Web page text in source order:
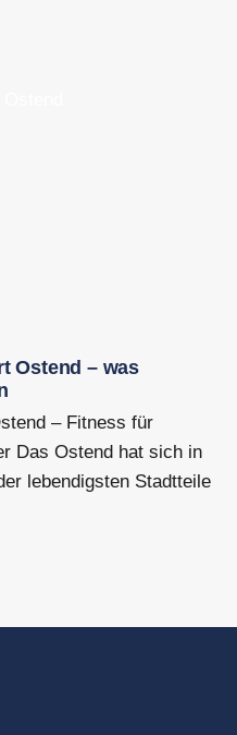
Ostend – was
– Fitness für
Das Ostend hat sich in
lebendigsten Stadtteile